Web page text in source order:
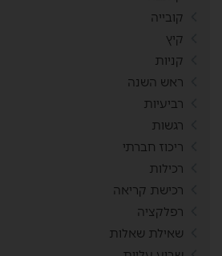
קובייה
קיץ
קניות
ראש השנה
רביעיות
רגשות
ריכוז חברתי
רכילות
רכישת קריאה
רפלקציה
שאילת שאלות